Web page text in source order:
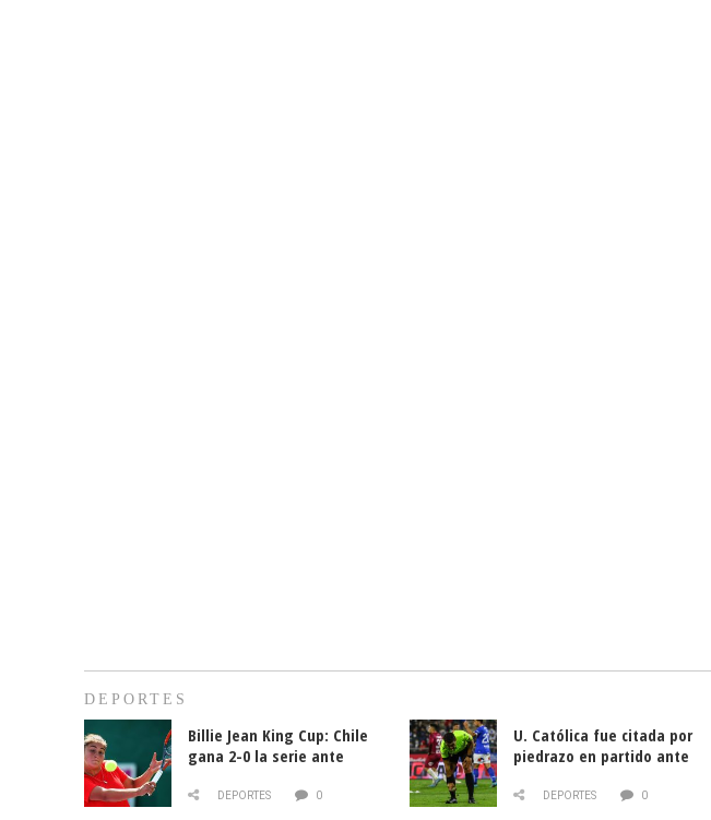
DEPORTES
Billie Jean King Cup: Chile
gana 2-0 la serie ante
DEPORTES 0
U. Católica fue citada por
piedrazo en partido ante
DEPORTES 0